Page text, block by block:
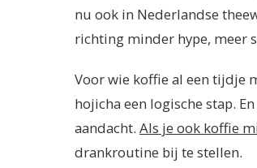
nu ook in Nederlandse
richting minder hype, meer
Voor wie koffie al een tijdje
hojicha een logische stap.
aandacht. Als je ook koffie
drankroutine bij te stellen.